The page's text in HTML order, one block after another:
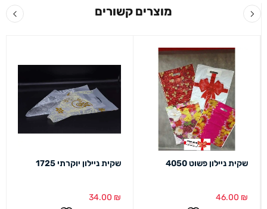
מוצרים קשורים
שקית ניילון פשוט 4050
46.00 ₪
שקית ניילון יוקרתי 1725
34.00 ₪